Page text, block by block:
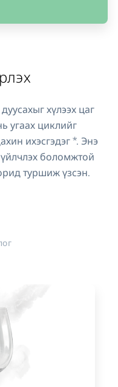
хүлээх цаг
угаах циклийг
ихэсгэдэг *. Энэ
боломжтой
туршиж үзсэн.